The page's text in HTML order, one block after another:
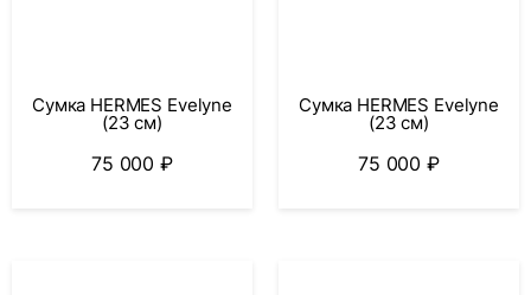
Сумка HERMES Evelyne
(23 см)
75 000₽
Сумка HERMES Evelyne
(23 см)
75 000₽